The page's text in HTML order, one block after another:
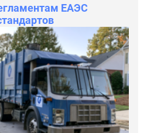
ЕАЭС